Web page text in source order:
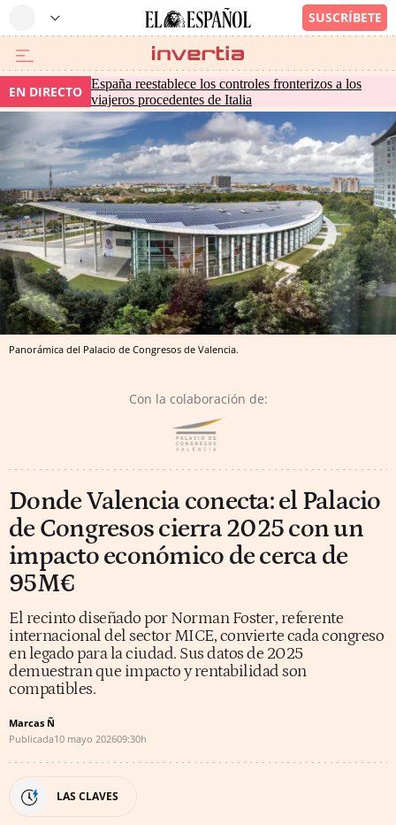
EN DIRECTO España reestablece los controles fronterizos a los
viajeros procedentes de Italia
Panorámica del Palacio de Congresos de Valencia.
Con la colaboración de:
Donde Valencia conecta: el Palacio
de Congresos cierra 2025 con un
impacto económico de cerca de
95M€
El recinto diseñado por Norman Foster, referente
internacional del sector MICE, convierte cada congreso
en legado para la ciudad. Sus datos de 2025
demuestran que impacto y rentabilidad son
compatibles.
Marcas Ñ
Publicada10 mayo 202609:30h
LAS CLAVES